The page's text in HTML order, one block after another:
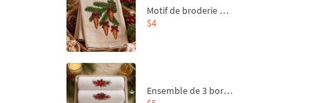
Motif de broderie machine Branche de sapin et carottes - 4 tailles
$4
Ensemble de 3 bordures de Noël pour broderie machine